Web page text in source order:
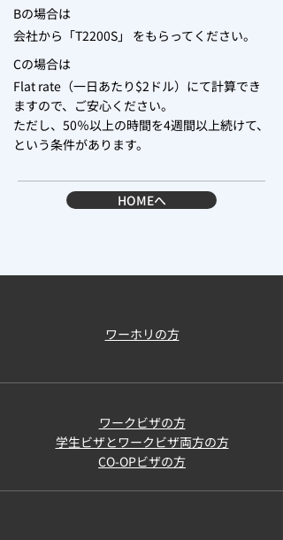
Bの場合は
会社から「T2200S」 をもらってください。
Cの場合は
Flat rate（一日あたり$2ドル）にて計算でき
ますので、ご安心ください。
ただし、50％以上の時間を4週間以上続けて、
という条件があります。
HOMEへ
ワーホリの方
ワークビザの方
学生ビザとワークビザ両方の方
CO-OPビザの方